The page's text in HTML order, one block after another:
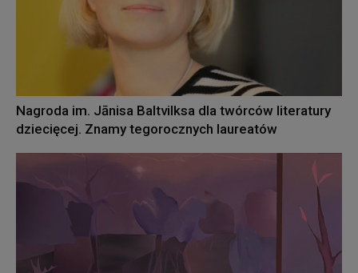
Nagroda im. Jānisa Baltvilksa dla twórców literatury
dziecięcej. Znamy tegorocznych laureatów